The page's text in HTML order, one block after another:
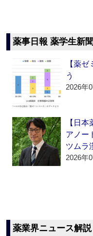
薬事日報 薬学生新
【薬
う
2026年
【日
アノー
ツムラ
2026年
薬業界ニュース解説